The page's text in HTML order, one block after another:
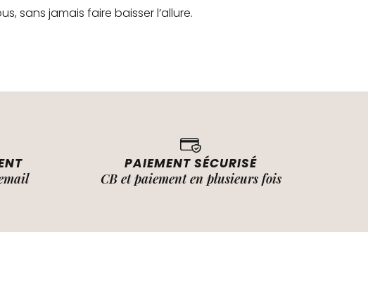
sans jamais faire baisser l’allure.
PAIEMENT SÉCURISÉ
CB et paiement en plusieurs fois